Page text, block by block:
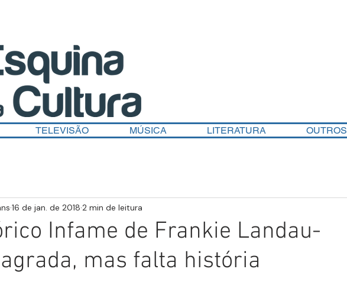
TELEVISÃO MÚSICA LITERATURA OUTROS
Infame de Frankie Landau-
agrada, mas falta história
16 de jan. de 2018 2 min de leitura